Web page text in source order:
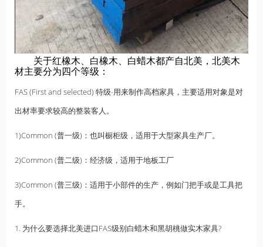
关于红橡木、白橡木、白蜡木都产自北美，北美木
材主要分为四个等级：
FAS (First and selected) 特级-用来制作高档家具，主要适用对象是对
出材率要求较高的整装客人。
1)Common (普一级)：也叫橱柜级，适用于大型家具生产厂。
2)Common (普二级)：经济级，适用于地板工厂
3)Common (普三级)：适用于小部件的生产，例如门把手或是工具把
手。
1. 为什么要选择北美进口FAS级别白蜡木和黑胡桃做实木家具?